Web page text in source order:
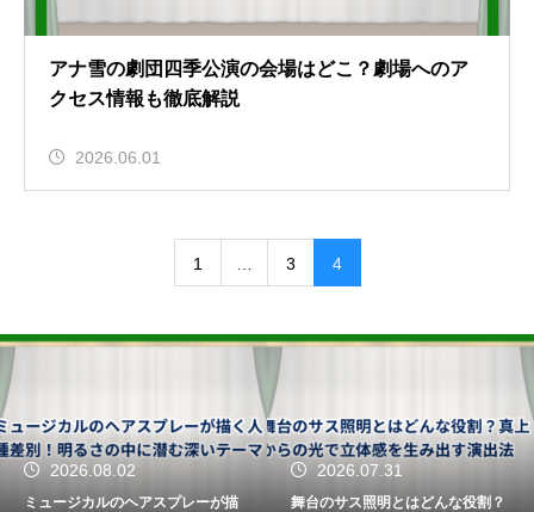
アナ雪の劇団四季公演の会場はどこ？劇場へのア
クセス情報も徹底解説
2026.06.01
1 3 4
2026.08.02
ミュージカルのヘアスプレーが描
2026.07.31
舞台のサス照明とはどんな役割？